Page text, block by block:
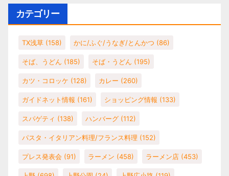
カテゴリー
TX浅草 (158) かに/ふぐ/うなぎ/とんかつ (86)
そば、うどん (185) そば・うどん (195)
カツ・コロッケ (128) カレー (260)
ガイドネット情報 (161) ショッピング情報 (133)
スパゲティ (138) ハンバーグ (112)
パスタ・イタリアン料理/フランス料理 (152)
プレス発表会 (91) ラーメン (458) ラーメン店 (453)